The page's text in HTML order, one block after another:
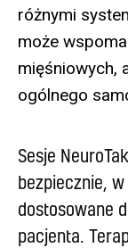
różnymi
może
mięśniowych,
ogólnego
Sesje
bezpiecznie,
dostosowane
pacjenta.